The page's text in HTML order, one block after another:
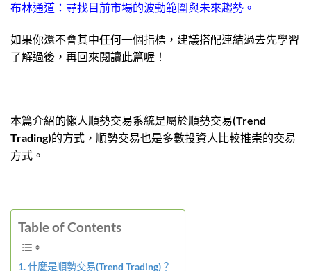
布林通道：尋找目前市場的波動範圍與未來趨勢。
如果你還不會其中任何一個指標，建議搭配連結過去先學習
了解過後，再回來閱讀此篇喔！
本篇介紹的懶人順勢交易系統是屬於順勢交易(Trend
Trading)的方式，順勢交易也是多數投資人比較推崇的交易
方式。
Table of Contents
什麼是順勢交易(Trend Trading)？